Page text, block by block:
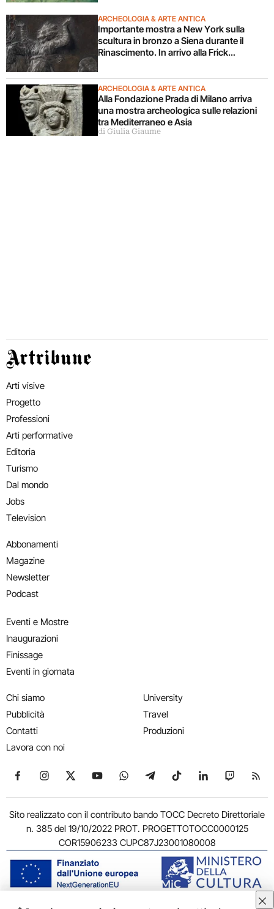
ARCHEOLOGIA & ARTE ANTICA
Importante mostra a New York sulla
scultura in bronzo a Siena durante il
Rinascimento. In arrivo alla Frick
ARCHEOLOGIA & ARTE ANTICA
Alla Fondazione Prada di Milano arriva
una mostra archeologica sulle relazioni
tra Mediterraneo e Asia
di Giulia Giaume
Artribune
Arti visive
Progetto
Professioni
Arti performative
Editoria
Turismo
Dal mondo
Jobs
Television
Abbonamenti
Magazine
Newsletter
Podcast
Eventi e Mostre
Inaugurazioni
Finissage
Eventi in giornata
Chi siamo
Pubblicità
Contatti
Lavora con noi
University
Travel
Produzioni
Seguici su Facebook
Seguici su Instagram
Seguici su X
Seguici su YouTube
Seguici su WhatsApp
Seguici su Telegram
Seguici su TikTok
Seguici su
Seguici
Sito realizzato con il contributo bando TOCC Decreto Direttoriale
n. 385 del 19/10/2022 PROT. PROGETTOTOCC0000125
COR15906233 CUPC87J23001080008